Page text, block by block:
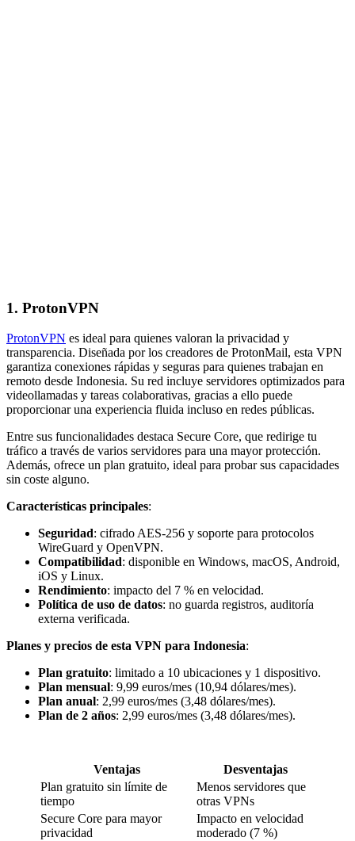
1. ProtonVPN
ProtonVPN es ideal para quienes valoran la privacidad y
transparencia. Diseñada por los creadores de ProtonMail, esta VPN
garantiza conexiones rápidas y seguras para quienes trabajan en
remoto desde Indonesia. Su red incluye servidores optimizados para
videollamadas y tareas colaborativas, gracias a ello puede
proporcionar una experiencia fluida incluso en redes públicas.
Entre sus funcionalidades destaca Secure Core, que redirige tu
tráfico a través de varios servidores para una mayor protección.
Además, ofrece un plan gratuito, ideal para probar sus capacidades
sin coste alguno.
Características principales:
Seguridad: cifrado AES-256 y soporte para protocolos
WireGuard y OpenVPN.
Compatibilidad: disponible en Windows, macOS, Android,
iOS y Linux.
Rendimiento: impacto del 7 % en velocidad.
Política de uso de datos: no guarda registros, auditoría
externa verificada.
Planes y precios de esta VPN para Indonesia:
Plan gratuito: limitado a 10 ubicaciones y 1 dispositivo.
Plan mensual: 9,99 euros/mes (10,94 dólares/mes).
Plan anual: 2,99 euros/mes (3,48 dólares/mes).
Plan de 2 años: 2,99 euros/mes (3,48 dólares/mes).
Ventajas
Desventajas
Plan gratuito sin límite de
tiempo
Menos servidores que
otras VPNs
Secure Core para mayor
privacidad
Impacto en velocidad
moderado (7 %)